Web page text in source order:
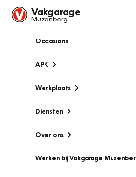
Vakgarage
Muzenberg
Occasions
APK
Werkplaats
Diensten
Over ons
Werken bij Vakgarage